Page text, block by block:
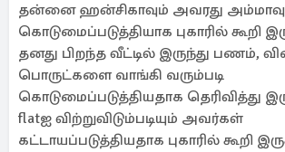
தன்னை ஹன்சிகாவும் அவரது
கொடுமைப்படுத்தியாக புகாரில் கூறி
தனது பிறந்த வீட்டில் இருந்து பணம்,
பொருட்களை வாங்கி வரும்படி
கொடுமைப்படுத்தியதாக தெரிவித்து
flatஐ விற்றுவிடும்படியும் அவர்கள்
கட்டாயப்படுத்தியதாக புகாரில் கூறி